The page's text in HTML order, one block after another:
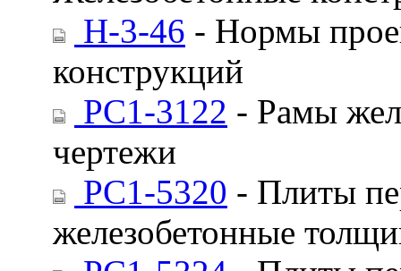
Н-3-46 - Нормы
конструкций
РС1-3122 - Рамы
чертежи
РС1-5320 - Плиты
железобетонные